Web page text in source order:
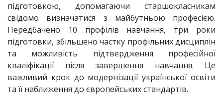
підготовкою, допомагаючи старшокласникам
свідомо визначатися з майбутньою професією.
Передбачено 10 профілів навчання, три роки
підготовки, збільшено частку профільних дисциплін
та можливість підтвердження професійної
кваліфікації після завершення навчання. Це
важливий крок до модернізації української освіти
та її наближення до європейських стандартів.